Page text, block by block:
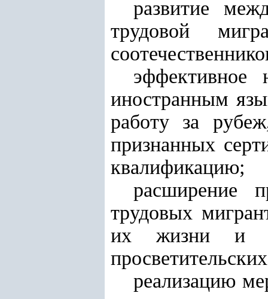
развитие
трудовой
эффективное
иностранным
работу за
признанных
квалификацию;
расширение
трудовых
их жизни и
реализацию